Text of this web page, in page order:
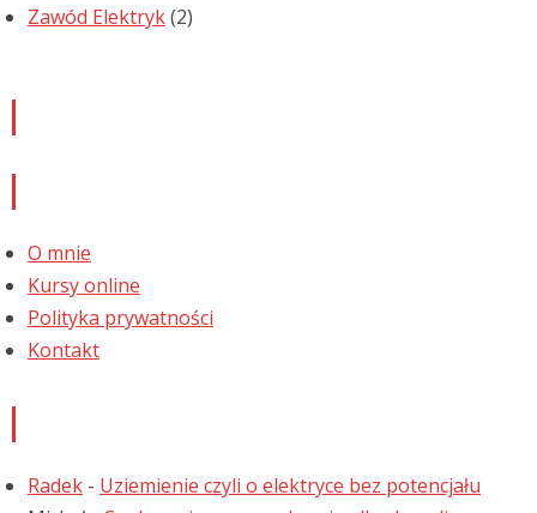
Zawód Elektryk(2)
O mnie
Kursy online
Polityka prywatności
Kontakt
Radek - Uziemienie czyli o elektryce bez potencjału